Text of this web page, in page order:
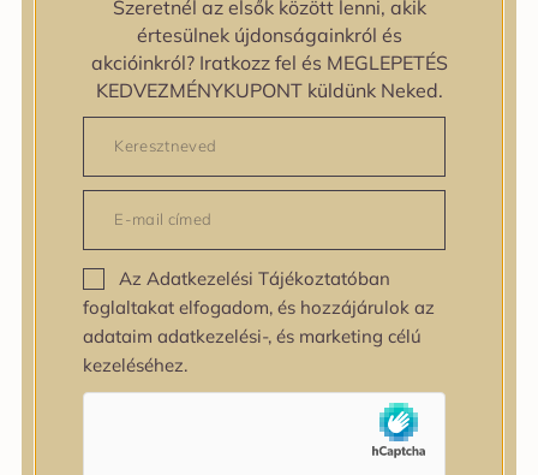
zipiderm
Bőrállapot
Bőrállapot
Bőrtípus
Bőrtípus
Kombinált
Száraz
Zsíros
Bőrprobléma
Bőrprobléma
Bőrpír
Dehidratált bőr
Szeretnél az elsők között lenni, akik
értesülnek újdonságainkról és
akcióinkról? Iratkozz fel és MEGLEPETÉS
KEDVEZMÉNYKUPONT küldünk Neked.
Az Adatkezelési Tájékoztatóban
foglaltakat elfogadom, és hozzájárulok az
adataim adatkezelési-, és marketing célú
kezeléséhez.